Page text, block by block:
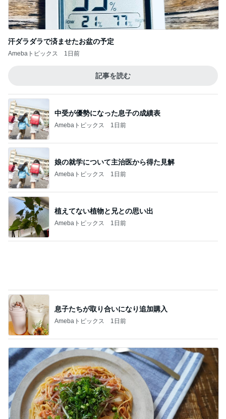
中受が優勢になった息子の成績表
Amebaトピックス 1日前
Amebaトピックス 1日前
植えてない植物と兄との思い出
Amebaトピックス 1日前
息子たちが取り合いになり追加購入
Amebaトピックス 1日前
火を使わない猛暑日の納豆パスタ
Amebaトピックス 1日前
記事を読む